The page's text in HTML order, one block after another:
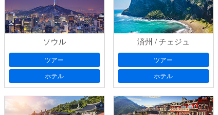
ソウル
ツアー
ホテル
済州 / チェジュ
ツアー
ホテル